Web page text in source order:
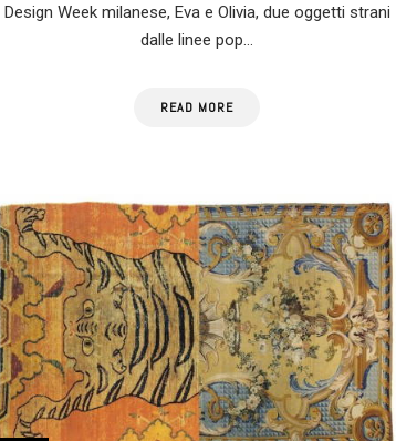
Design Week milanese, Eva e Olivia, due oggetti strani
dalle linee pop…
READ MORE